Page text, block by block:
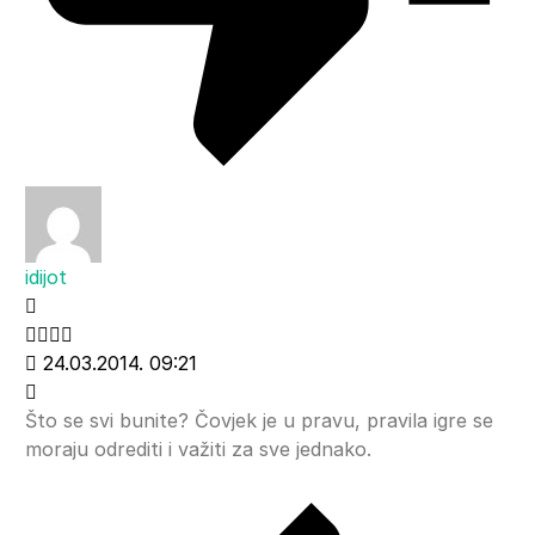
idijot
24.03.2014. 09:21
Što se svi bunite? Čovjek je u pravu, pravila igre se
moraju odrediti i važiti za sve jednako.